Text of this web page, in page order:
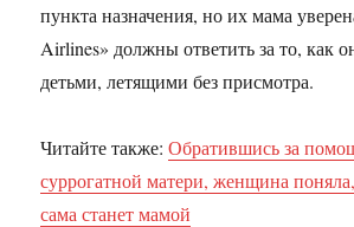
пункта назначения, но их мама
Airlines» должны ответить за то, как
детьми, летящими без присмотра.
Читайте также:Обратившись за
суррогатной матери, женщина
сама станет мамой